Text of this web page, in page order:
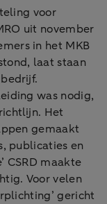
voor
uit november
in het MKB
laat staan
was nodig,
Het
gemaakt
publicaties en
CSRD maakte
Voor velen
gericht